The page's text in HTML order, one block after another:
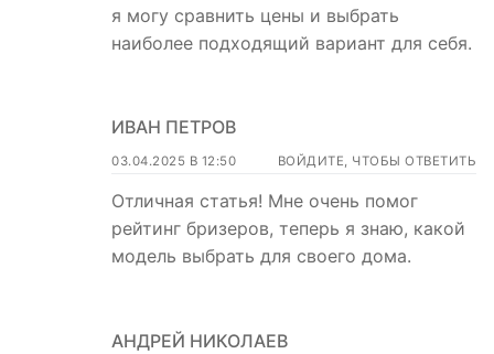
я могу сравнить цены и выбрать
наиболее подходящий вариант для себя.
ИВАН ПЕТРОВ
03.04.2025 В 12:50 ВОЙДИТЕ, ЧТОБЫ ОТВЕТИТЬ
Отличная статья! Мне очень помог
рейтинг бризеров, теперь я знаю, какой
модель выбрать для своего дома.
АНДРЕЙ НИКОЛАЕВ